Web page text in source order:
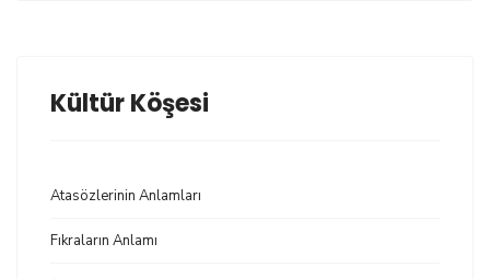
Kültür Köşesi
Atasözlerinin Anlamları
Fıkraların Anlamı